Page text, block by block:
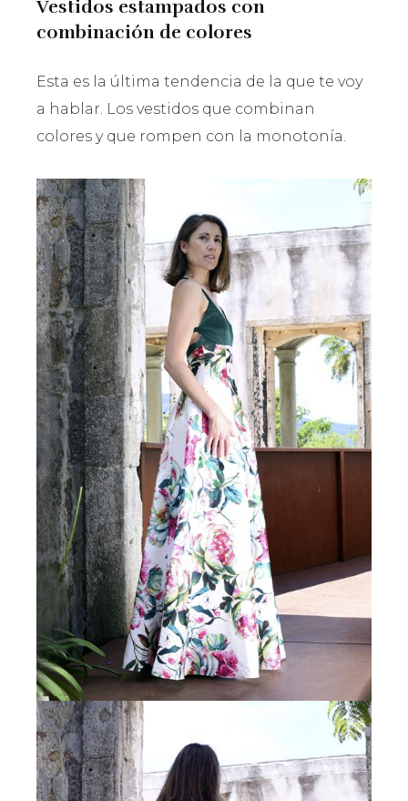
Vestidos estampados con
combinación de colores
Esta es la última tendencia de la que te voy
a hablar. Los vestidos que combinan
colores y que rompen con la monotonía.